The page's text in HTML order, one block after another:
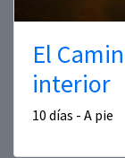
El
interior
10 días - A pie